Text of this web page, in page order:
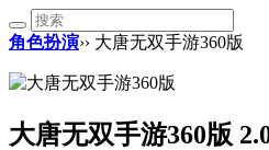
角色扮演›› 大唐无双手游360版
大唐无双手游360版